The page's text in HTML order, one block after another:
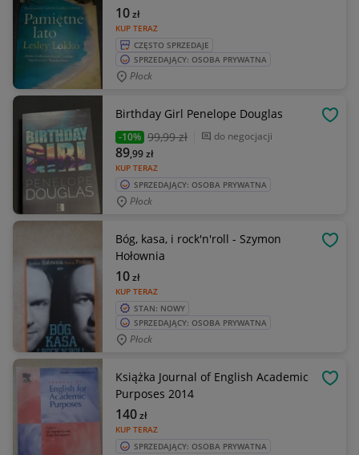
KUP TERAZ
10zł
CZĘSTO SPRZEDAJE
SPRZEDAJĄCY: OSOBA PRYWATNA
Płock
Birthday Girl Penelope Douglas
-10% 99,99 zł do negocjacji
KUP TERAZ
89,99zł
SPRZEDAJĄCY: OSOBA PRYWATNA
Płock
Bóg, kasa, i rock'n'roll - Szymon
Hołownia
KUP TERAZ
10zł
STAN: NOWY
SPRZEDAJĄCY: OSOBA PRYWATNA
Płock
Książka Journal of English Academic
Purposes 2014
KUP TERAZ
140zł
SPRZEDAJĄCY: OSOBA PRYWATNA